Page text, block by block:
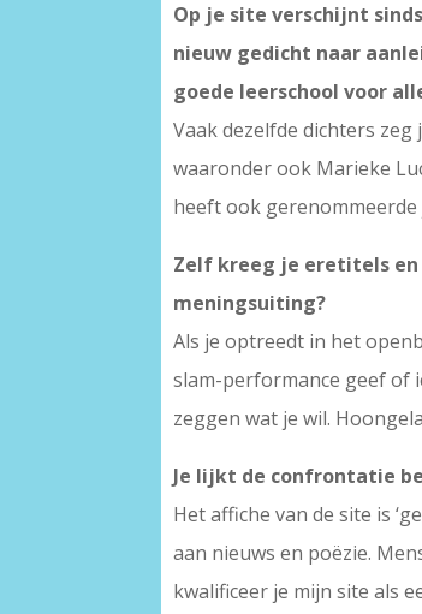
Op je site verschijnt
nieuw gedicht naar
goede leerschool voor
Vaak dezelfde dichters
waaronder ook Marieke
heeft ook
Zelf kreeg je eretitels en
meningsuiting?
Als je optreedt in het
slam-performance geef of
zeggen wat je wil.
Je lijkt de confrontatie
Het affiche van de site is
aan nieuws en poëzie.
kwalificeer je mijn site als